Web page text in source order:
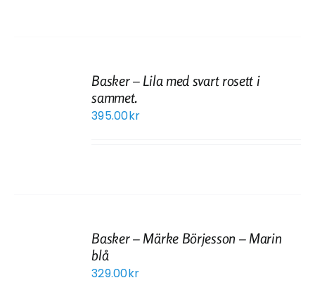
Basker – Lila med svart rosett i
sammet.
395.00kr
Basker – Märke Börjesson – Marin
blå
329.00kr